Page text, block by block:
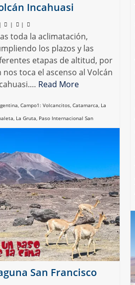
Incahuasi
| | |
toda la aclimatación,
los plazos y las
etapas de altitud, por
nos toca el ascenso al Volcán
Read More
, Campo1: Volcancitos, Catamarca, La
, La Gruta, Paso Internacional San
San Francisco